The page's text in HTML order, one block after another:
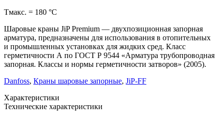
Тмакс. = 180 °С
Шаровые краны JiP Premium — двухпозиционная запорная
арматура, предназначены для использования в отопительных
и промышленных установках для жидких сред. Класс
герметичности А по ГОСТ Р 9544 «Арматура трубопроводная
запорная. Классы и нормы герметичности затворов» (2005).
Danfoss, Краны шаровые запорные, JiP-FF
Характеристики
Технические характеристики